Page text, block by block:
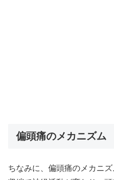
偏頭痛のメカニズム
ちなみに、偏頭痛のメカニ